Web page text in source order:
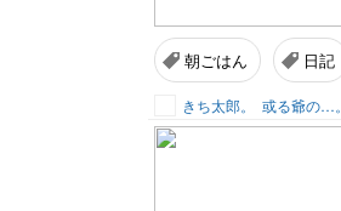
朝ごはん 日記
きち太郎。 或る爺の…。